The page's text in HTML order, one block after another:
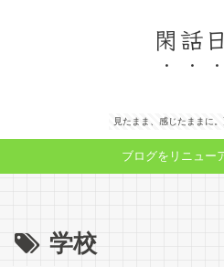
閑話
見たまま、感じたままに。
ブログをリニュー
学校